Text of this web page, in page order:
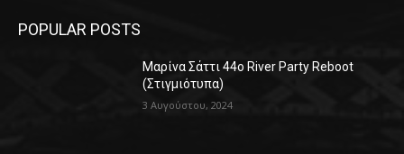
POPULAR POSTS
Μαρίνα Σάττι 44o River Party Reboot
(Στιγμιότυπα)
3 Αυγούστου, 2024